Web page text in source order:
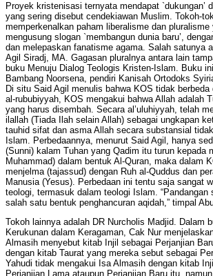
Proyek kristenisasi ternyata mendapat `dukungan’
yang sering disebut cendekiawan Muslim. Tokoh-
memperkenalkan paham liberalisme dan pluralisme
mengusung slogan `membangun dunia baru’,
dan melepaskan fanatisme agama. Salah satunya
Agil Siradj, MA. Gagasan pluralnya antara lain
buku Menuju Dialog Teologis Kristen-Islam. Buku
Bambang Noorsena, pendiri Kanisah Ortodoks
Di situ Said Agil menulis bahwa KOS tidak
al-rububiyyah, KOS mengakui bahwa Allah adalah
yang harus disembah. Secara al’uluhiyyah, telah
ilallah (Tiada Ilah selain Allah) sebagai ungkapan
tauhid sifat dan asma Allah secara substansial
Islam. Perbedaannya, menurut Said Agil, hanya
(Sunni) kalam Tuhan yang Qadim itu turun kepada
Muhammad) dalam bentuk Al-Quran, maka dalam
menjelma (tajassud) dengan Ruh al-Quddus dan
Manusia (Yesus). Perbedaan ini tentu saja sangat
teologi, termasuk dalam teologi Islam. “Pandangan
salah satu bentuk penghancuran aqidah,” timpal
Tokoh lainnya adalah DR Nurcholis Madjid. Dalam
Kerukunan dalam Keragaman, Cak Nur
Almasih menyebut kitab Injil sebagai Perjanjian
dengan kitab Taurat yang mereka sebut sebagai
Yahudi tidak mengakui Isa Almasih dengan kitab
Perjanjian Lama ataupun Perjanjian Baru itu,